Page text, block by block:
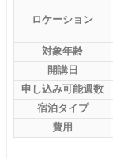
ロケーション
対象年齢
開講日
申し込み可能週数
宿泊タイプ
費用